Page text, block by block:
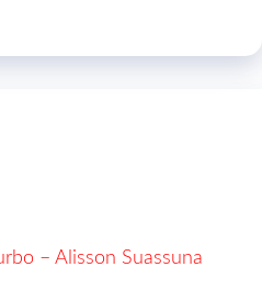
– Alisson Suassuna